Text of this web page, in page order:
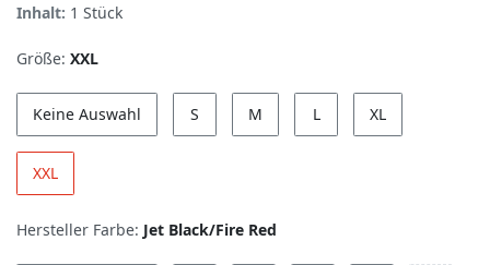
Inhalt: 1 Stück
Größe: XXL
Keine Auswahl S M L XL
XXL
Hersteller Farbe: Jet Black/Fire Red